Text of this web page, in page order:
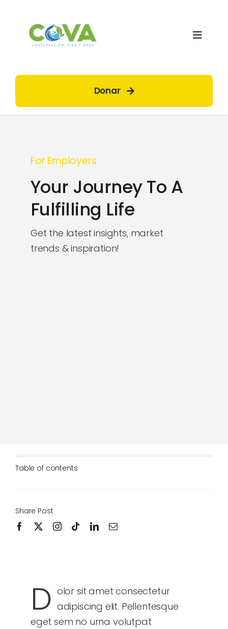
contenido
Toggle
¿Quiénes somos?
¿Cómo lo hacemos?
Contacto
Donar
For Employers
Your Journey To A
Fulfilling Life
Get the latest insights, market
trends & inspiration!
Table of contents
Share Post
D olor sit amet consectetur
adipiscing elit. Pellentesque
eget sem no urna volutpat